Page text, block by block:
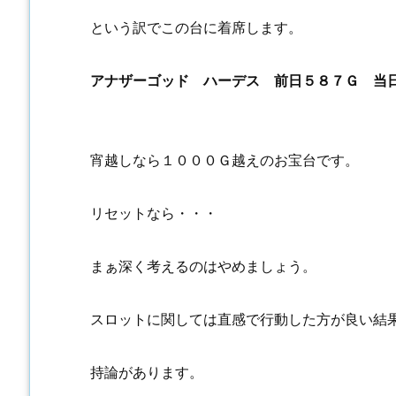
という訳でこの台に着席します。
アナザーゴッド ハーデス 前日５８７Ｇ 当
宵越しなら１０００Ｇ越えのお宝台です。
リセットなら・・・
まぁ深く考えるのはやめましょう。
スロットに関しては直感で行動した方が良い結
持論があります。